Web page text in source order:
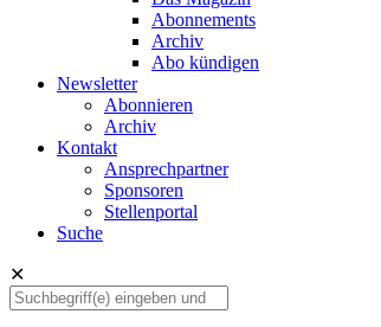
Abonnements
Archiv
Abo kündigen
Newsletter
Abonnieren
Archiv
Kontakt
Ansprechpartner
Sponsoren
Stellenportal
Suche
✕